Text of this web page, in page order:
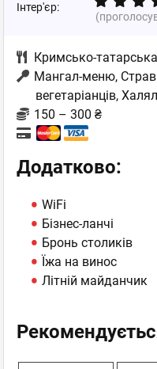
Інтер'єр:
Кримсько-татарська
Мангал-меню,
вегетаріанців,
150 – 300 ₴
Додатково:
WiFi
Бізнес-ланчі
Бронь столиків
Їжа на винос
Літній майданчик